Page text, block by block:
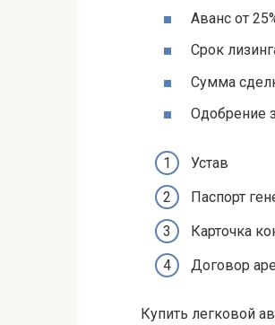
Аванс от
Срок
Сумма
Одобрение
Устав
Паспорт
Карточка
Договор
Купить легковой